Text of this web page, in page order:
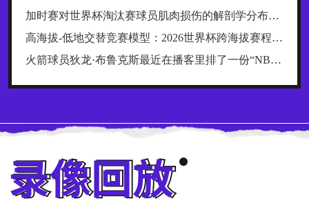
加时赛对世界杯淘汰赛球员肌肉损伤的解剖学分布规律及关键诱因探究
高海拔-低地交替竞赛模型：2026世界杯跨海拔赛程的生理极限阈值与恢复窗口分析
火箭球员狄龙·布鲁克斯最近在播客里排了一份“NBA五大抱怨大王”榜单，名单一出来，球迷就炸了